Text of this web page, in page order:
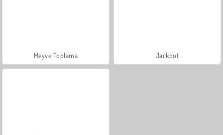
Meyve Toplama Jackpot